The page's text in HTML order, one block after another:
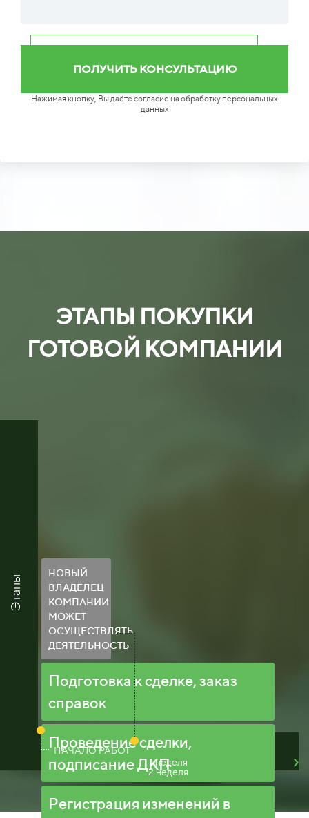
Нажимая кнопку, Вы даёте согласие на обработку персональных
данных
ЭТАПЫ ПОКУПКИ
ГОТОВОЙ КОМПАНИИ
Этапы
НОВЫЙ
ВЛАДЕЛЕЦ
КОМПАНИИ
МОЖЕТ
ОСУЩЕСТВЛЯТЬ
ДЕЯТЕЛЬНОСТЬ
Подготовка к сделке, заказ
справок
Проведение сделки,
подписание ДКП
Регистрация изменений в
НАЧАЛО РАБОТ
1 неделя
2 неделя